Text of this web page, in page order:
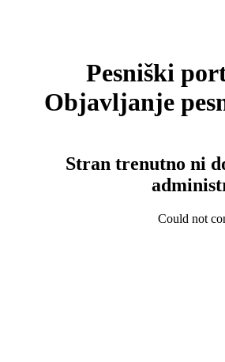
Pesniški
Objavljanje
Stran trenutno ni
Could not